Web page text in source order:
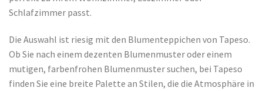
Schlafzimmer passt.
Die Auswahl ist riesig mit den Blumenteppichen von Tapeso.
Ob Sie nach einem dezenten Blumenmuster oder einem
mutigen, farbenfrohen Blumenmuster suchen, bei Tapeso
finden Sie eine breite Palette an Stilen, die die Atmosphäre in